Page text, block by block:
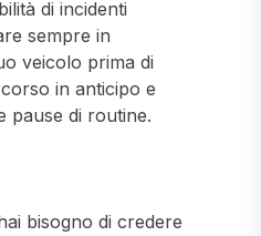
di incidenti
sempre in
veicolo prima di
in anticipo e
pause di routine.
bisogno di credere